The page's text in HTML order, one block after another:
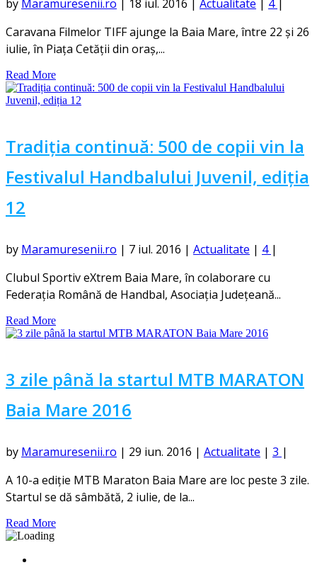
by Maramuresenii.ro 18 iul. 2016 Actualitate 4
Caravana Filmelor TIFF ajunge la Baia Mare, între 22 și 26
iulie, în Piața Cetății din oraș,...
Read More
Tradiția continuă: 500 de copii vin la
Festivalul Handbalului Juvenil, ediția
12
by Maramuresenii.ro | 7 iul. 2016 | Actualitate | 4 |
Clubul Sportiv eXtrem Baia Mare, în colaborare cu
Federația Română de Handbal, Asociația Județeană...
Read More
3 zile până la startul MTB MARATON
Baia Mare 2016
by Maramuresenii.ro | 29 iun. 2016 | Actualitate | 3 |
A 10-a ediție MTB Maraton Baia Mare are loc peste 3 zile.
Startul se dă sâmbătă, 2 iulie, de la...
Read More